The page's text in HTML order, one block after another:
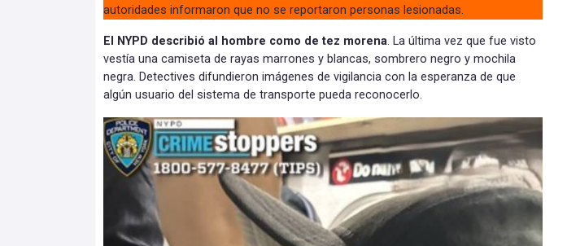
autoridades informaron que no se reportaron personas lesionadas.
El NYPD describió al hombre como de tez morena. La última vez que fue visto
vestía una camiseta de rayas marrones y blancas, sombrero negro y mochila
negra. Detectives difundieron imágenes de vigilancia con la esperanza de que
algún usuario del sistema de transporte pueda reconocerlo.